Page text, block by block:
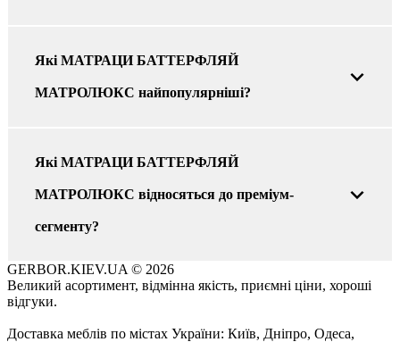
Які МАТРАЦИ БАТТЕРФЛЯЙ
МАТРОЛЮКС найпопулярніші?
Якi МАТРАЦИ БАТТЕРФЛЯЙ
МАТРОЛЮКС відносяться до преміум-
сегменту?
GERBOR.KIEV.UA © 2026
Великий асортимент, відмінна якість, приємні ціни, хороші
відгуки.
Доставка меблів по містах України: Київ, Дніпро, Одеса,